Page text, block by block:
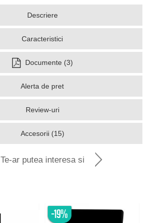
Descriere
Caracteristici
Documente (3)
Alerta de pret
Review-uri
Accesorii (15)
Te-ar putea interesa si
-19%